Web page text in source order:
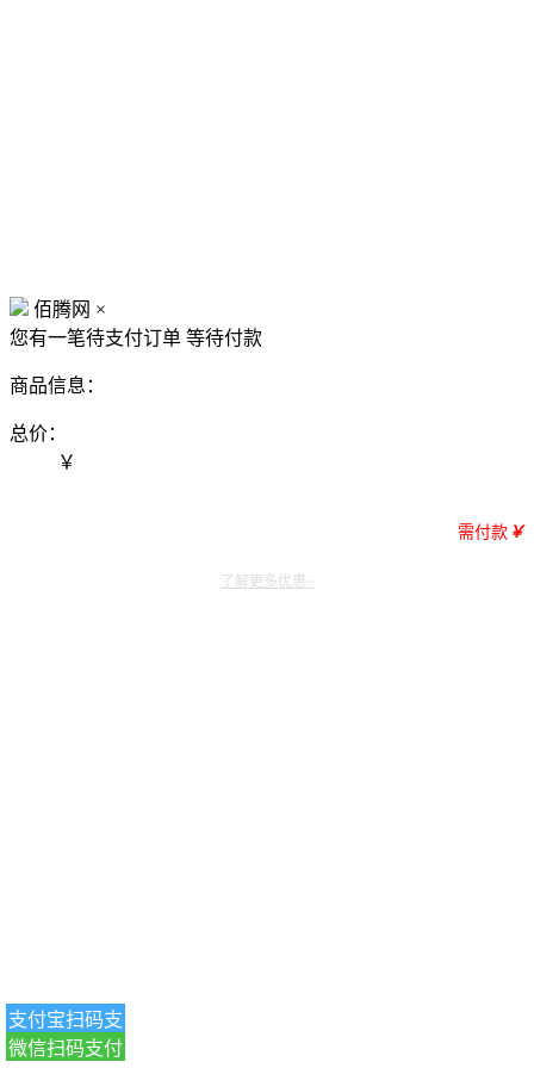
佰腾网 ×
您有一笔待支付订单 等待付款
商品信息：
总价：
￥
需付款 ￥
支付宝扫码支
付
微信扫码支付
了解更多优惠~